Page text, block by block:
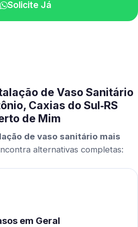
Solicite Já
de Vaso Sanitário
Caxias do Sul‑RS
de Mim
de vaso sanitário mais
alternativas completas:
em Geral